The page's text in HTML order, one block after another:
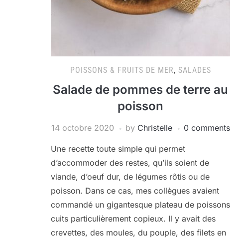
POISSONS & FRUITS DE MER, SALADES
Salade de pommes de terre au
poisson
14 octobre 2020 by Christelle 0 comments
Une recette toute simple qui permet
d’accommoder des restes, qu’ils soient de
viande, d’oeuf dur, de légumes rôtis ou de
poisson. Dans ce cas, mes collègues avaient
commandé un gigantesque plateau de poissons
cuits particulièrement copieux. Il y avait des
crevettes, des moules, du pouple, des filets en